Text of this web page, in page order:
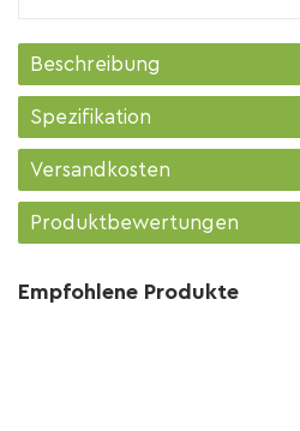
Beschreibung
Spezifikation
Versandkosten
Produktbewertungen
Empfohlene Produkte